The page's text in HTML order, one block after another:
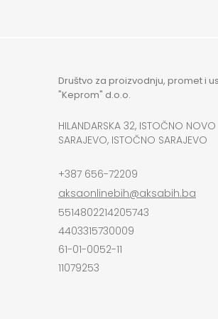
Društvo za proizvodnju, promet i
"Keprom" d.o.o.
HILANDARSKA 32, ISTOČNO NOVO
SARAJEVO, ISTOČNO SARAJEVO
+387 656-72209
aksaonlinebih@aksabih.ba
5514802214205743
4403315730009
61-01-0052-11
11079253